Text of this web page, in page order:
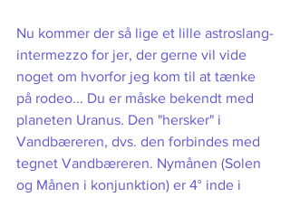
Nu kommer der så lige et lille astroslang-
intermezzo for jer, der gerne vil vide
noget om hvorfor jeg kom til at tænke
på rodeo... Du er måske bekendt med
planeten Uranus. Den "hersker" i
Vandbæreren, dvs. den forbindes med
tegnet Vandbæreren. Nymånen (Solen
og Månen i konjunktion) er 4° inde i